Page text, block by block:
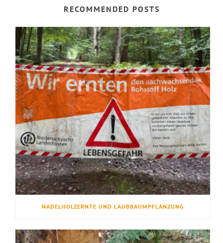
RECOMMENDED POSTS
NADELHOLZERNTE UND LAUBBAUMPFLANZUNG